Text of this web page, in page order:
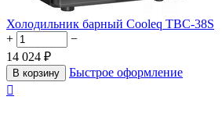
Холодильник барный Cooleq TBC-38S
+
−
14 024 ₽
В корзину
Быстрое оформление
